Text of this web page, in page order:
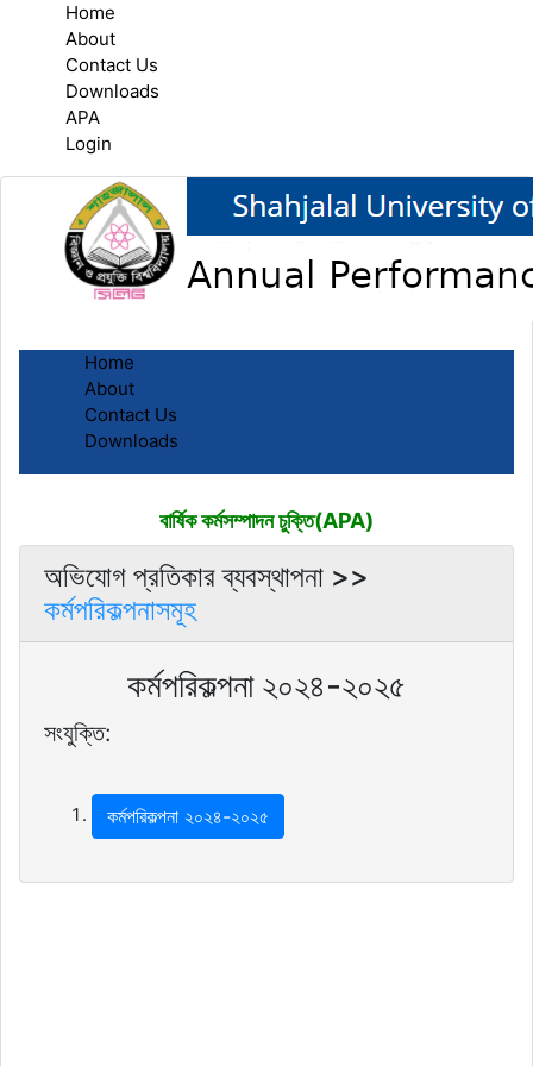
Home
About
Contact Us
Downloads
APA
Login
Home
About
Contact Us
Downloads
বার্ষিক কর্মসম্পাদন চুক্তি(APA)
অভিযোগ প্রতিকার ব্যবস্থাপনা >>
কর্মপরিকল্পনাসমূহ
কর্মপরিকল্পনা ২০২৪-২০২৫
সংযুক্তি:
কর্মপরিকল্পনা ২০২৪-২০২৫